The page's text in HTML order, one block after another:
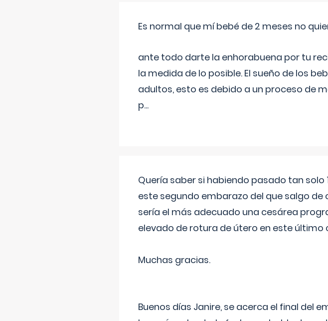
Es normal que mí bebé de 2 meses no
ante todo darte la enhorabuena por tu
la medida de lo posible. El sueño de los
adultos, esto es debido a un proceso de
p...
Quería saber si habiendo pasado tan
este segundo embarazo del que salgo
sería el más adecuado una cesárea
elevado de rotura de útero en este último
Muchas gracias.
Buenos días Janire, se acerca el final del